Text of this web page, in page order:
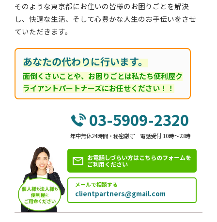
そのような東京都にお住いの皆様のお困りごとを解決
し、快適な生活、そして心豊かな人生のお手伝いをさせ
ていただきます。
あなたの代わりに行います。
面倒くさいことや、お困りごとは私たち便利屋ク
ライアントパートナーズにお任せください！！
03-5909-2320
年中無休24時間・秘密厳守 電話受付:10時～23時
お電話しづらい方はこちらのフォームを
ご利用ください
メールで相談する
clientpartners@gmail.com